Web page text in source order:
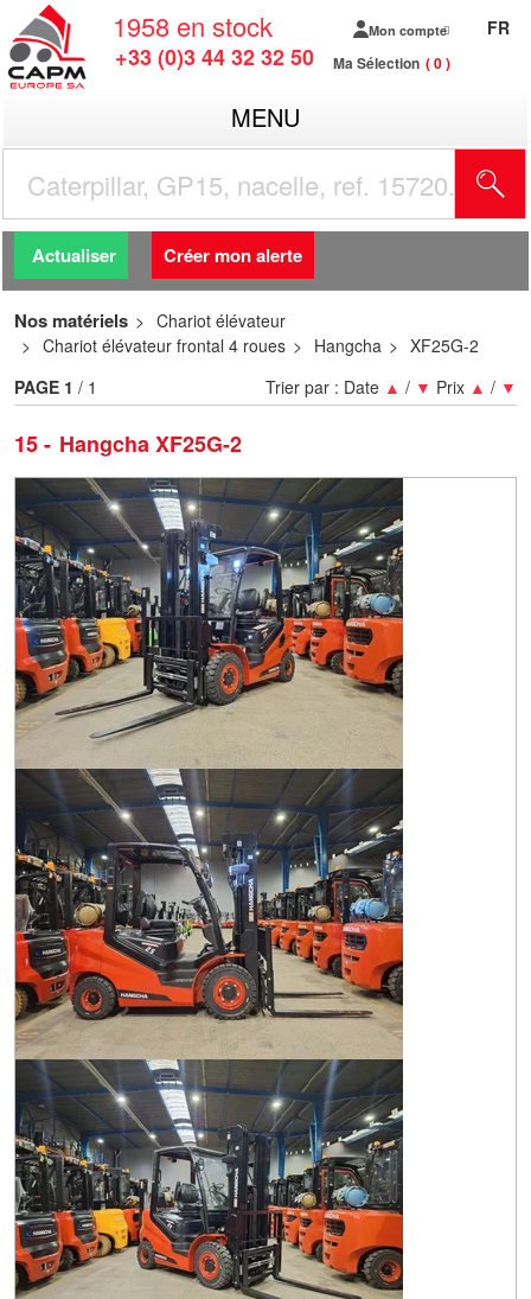
1958 en stock
+33 (0)3 44 32 32 50
Mon compte
Ma Sélection 0
FR
MENU
Actualiser Créer mon alerte
Nos matériels
Chariot élévateur
Chariot élévateur frontal 4 roues
Hangcha XF25G-2
15 Hangcha XF25G-2
Trier par : Date ▲ / ▼ Prix ▲ / ▼
PAGE 1 / 1